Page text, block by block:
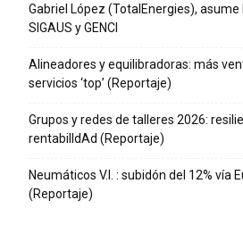
Gabriel López (TotalEnergies), asume
SIGAUS y GENCI
Alineadores y equilibradoras: más
servicios ‘top’ (Reportaje)
Grupos y redes de talleres 2026:
rentabilIdAd (Reportaje)
Neumáticos V.I. : subidón del 12% vía
(Reportaje)